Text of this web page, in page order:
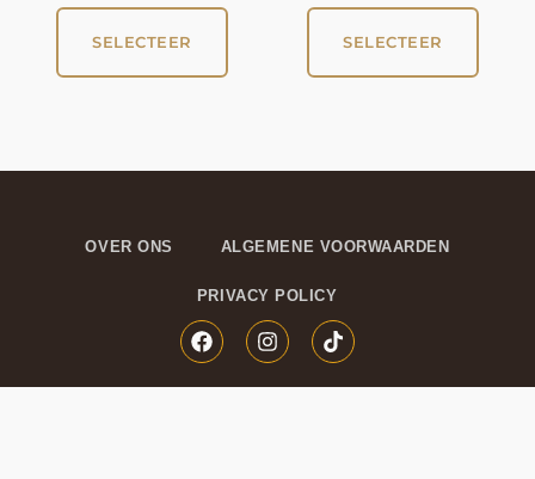
SELECTEER SELECTEER
OVER ONS ALGEMENE VOORWAARDEN
PRIVACY POLICY